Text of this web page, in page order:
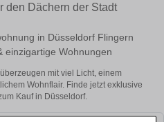
den Dächern der Stadt
in Düsseldorf Flingern
einzigartige Wohnungen
mit viel Licht, einem
Wohnflair. Finde jetzt exklusive
Kauf in Düsseldorf.